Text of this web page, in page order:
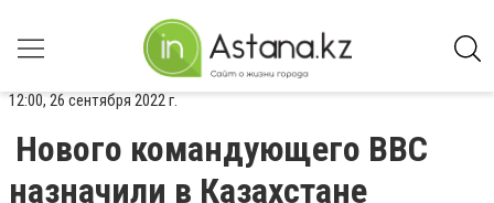
12:00, 26 сентября 2022 г.
Нового командующего ВВС
назначили в Казахстане